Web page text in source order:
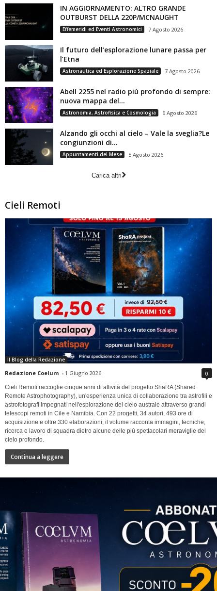
IN AGGIORNAMENTO: ALTRO GRANDE
OUTBURST DELLA 220P/MCNAUGHT
Effemeridi ed Eventi Astronomici 7 Agosto 2026
Il futuro dell’esplorazione lunare passa per
l’Etna
Astronautica ed Esplorazione Spaziale 7 Agosto 2026
Abell 2255 nel radio più profondo di sempre:
nuova mappa del...
Astronomia, Astrofisica e Cosmologia 6 Agosto 2026
Alzando gli occhi al cielo – Vale la sveglia?Le
congiunzioni di...
Appuntamenti del Mese 5 Agosto 2026
Carica altri
Cieli Remoti
Il Blog della Redazione
Redazione Coelum - 1 Giugno 2026 0
Cieli Remoti raccoglie cinque anni di attività del progetto ShaRA (Shared
Remote Astrophotography), un'esperienza unica di collaborazione tra astrofili e
astrofotografi impegnati nell'esplorazione del cielo australe attraverso grandi
telescopi remoti in Cile e Namibia. Con 22 progetti, 34 autori, 493 ore di
acquisizione e oltre 330 elaborazioni, il volume racconta immagini, tecniche,
ricerca e lavoro di squadra dietro alcune delle più spettacolari meraviglie del
cielo profondo.
Continua a leggere